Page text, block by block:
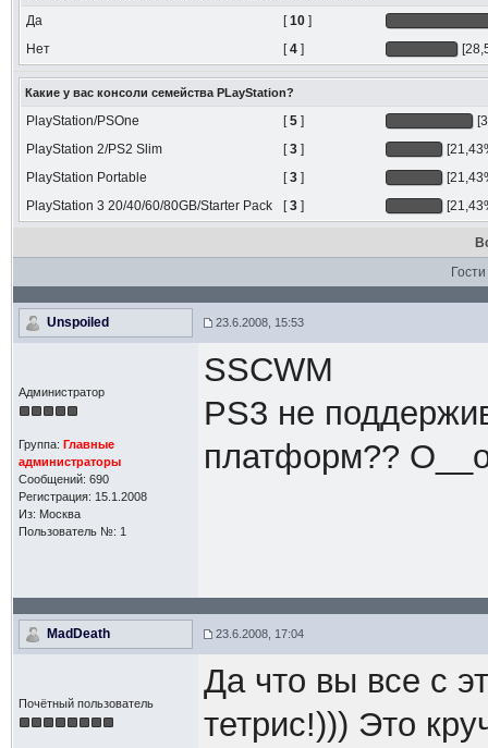
Да [10]
Нет
[4]
Какие у вас консоли семейства PLayStation?
PlayStation/PSOne [5]
PlayStation 2/PS2 Slim
[3]
PlayStation Portable
[3]
PlayStation 3 20/40/60/80GB/Starter Pack
[3]
Unspoiled 23.6.2008, 15:53
Администратор
Группа: Главные
администраторы
Сообщений: 690
Регистрация: 15.1.2008
Из: Москва
Пользователь №: 1
SSCWM
PS3 не
платформ??
MadDeath 23.6.2008, 17:04
Почётный пользователь
Да что вы все с
тетрис!))) Это